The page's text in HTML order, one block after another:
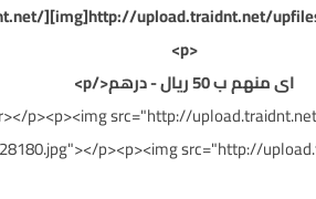
<p>
اى منهم ب 50 ريال - درهم</p>
p><p><img src="http://
p><p><img src="http://